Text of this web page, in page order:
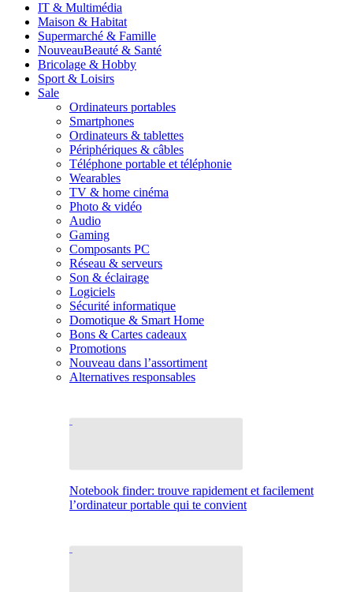
IT & Multimédia
Maison & Habitat
Supermarché & Famille
NouveauBeauté & Santé
Bricolage & Hobby
Sport & Loisirs
Sale
Ordinateurs portables
Smartphones
Ordinateurs & tablettes
Périphériques & câbles
Téléphone portable et téléphonie
Wearables
TV & home cinéma
Photo & vidéo
Audio
Gaming
Composants PC
Réseau & serveurs
Son & éclairage
Logiciels
Sécurité informatique
Domotique & Smart Home
Bons & Cartes cadeaux
Promotions
Nouveau dans l’assortiment
Alternatives responsables
Notebook finder: trouve rapidement et facilement
l’ordinateur portable qui te convient